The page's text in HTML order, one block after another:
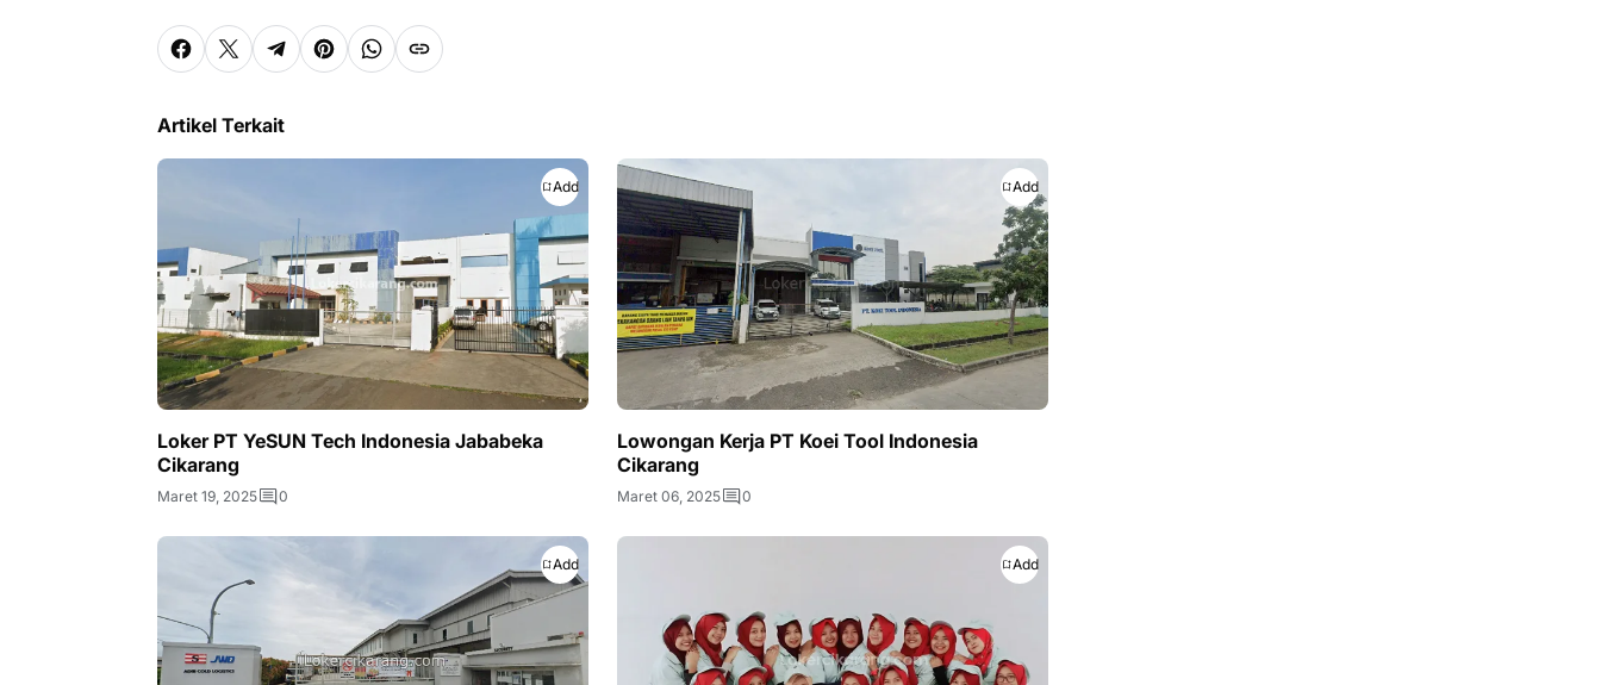
Artikel Terkait
Add
Loker PT YeSUN Tech Indonesia Jababeka
Cikarang
Maret 19, 2025 0
Add
Lowongan Kerja PT Koei Tool Indonesia
Cikarang
Maret 06, 2025 0
Add Add